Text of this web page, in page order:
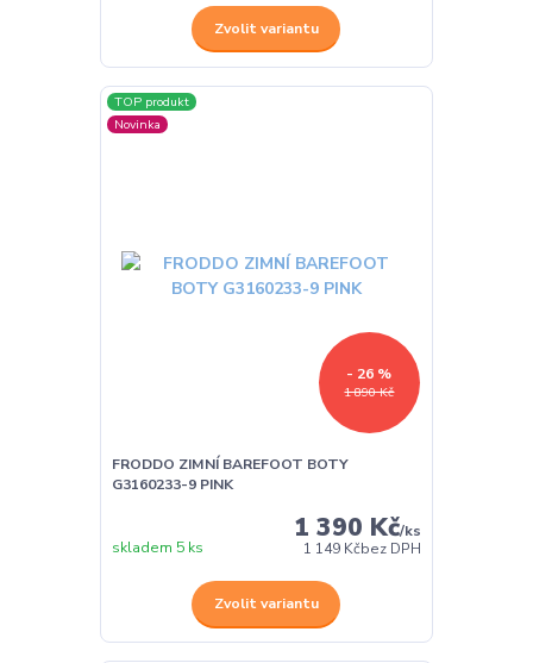
Zvolit variantu
TOP produkt
Novinka
1 890 Kč
- 26 %
FRODDO ZIMNÍ BAREFOOT BOTY
G3160233-9 PINK
1 390 Kč/ks
1 149 Kčbez DPH
skladem 5 ks
Zvolit variantu